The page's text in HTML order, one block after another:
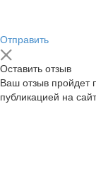
Отправить
Оставить отзыв
Ваш отзыв пройдет
публикацией на